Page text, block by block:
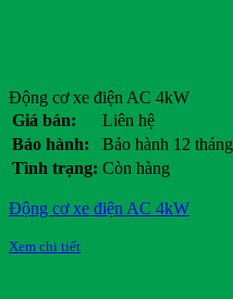
Động cơ xe điện AC 4kW
Giá bán:
Liên hệ
Bảo hành:
Bảo hành 12 tháng
Tình trạng: Còn hàng
Động cơ xe điện AC 4kW
Xem chi tiết